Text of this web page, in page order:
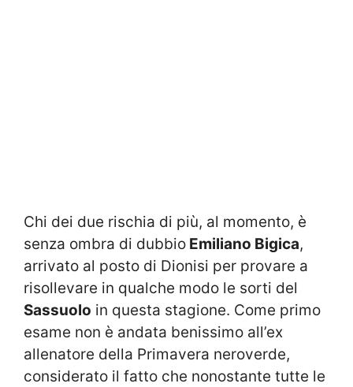
Chi dei due rischia di più, al momento, è
senza ombra di dubbio Emiliano Bigica,
arrivato al posto di Dionisi per provare a
risollevare in qualche modo le sorti del
Sassuolo in questa stagione. Come primo
esame non è andata benissimo all’ex
allenatore della Primavera neroverde,
considerato il fatto che nonostante tutte le